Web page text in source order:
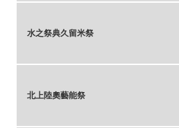
水之祭典久留米祭
北上陸奧藝能祭